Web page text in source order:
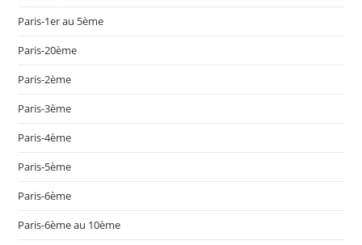
Paris-1er au 5ème
Paris-20ème
Paris-2ème
Paris-3ème
Paris-4ème
Paris-5ème
Paris-6ème
Paris-6ème au 10ème